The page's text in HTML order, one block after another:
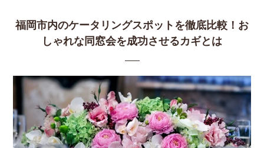
福岡市内のケータリングスポットを徹底比較！お
しゃれな同窓会を成功させるカギとは